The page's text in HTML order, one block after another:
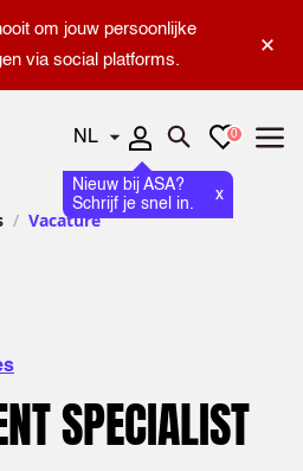
×
om jouw persoonlijke
via social platforms.
Talen
Nieuw bij ASA?
Schrijf je snel in.
x
Zoeken openen
Favorieten
0
Vacature
SPECIALIST